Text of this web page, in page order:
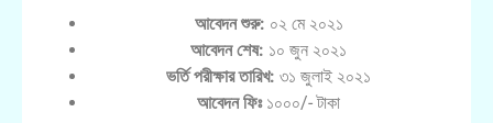
আবেদন শুরু: ০২ মে ২০২১
আবেদন শেষ: ১০ জুন ২০২১
ভর্তি পরীক্ষার তারিখ: ৩১ জুলাই ২০২১
আবেদন ফিঃ ১০০০/- টাকা